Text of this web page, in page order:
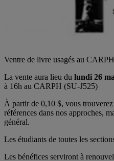
Ventre de livre usagés au
La vente aura lieu du lundi 26
à 16h au CARPH (SU-J525)
À partir de 0,10 $, vous
références dans nos approches,
général.
Les étudiants de toutes les
Les bénéfices serviront à